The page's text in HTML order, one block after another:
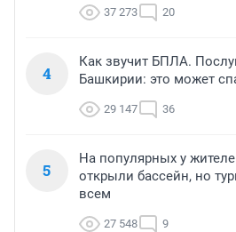
37 273 20
4
Как звучит БПЛА.
Башкирии: это может
29 147 36
5
На популярных у
открыли бассейн, но
всем
27 548 9